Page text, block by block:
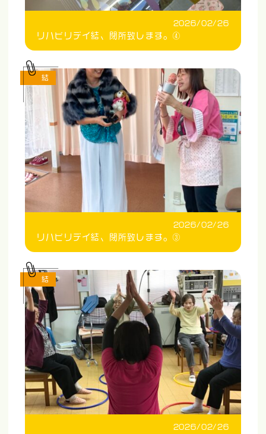
2026/02/26
リハビリデイ結、閉所致します。④
2026/02/26
リハビリデイ結、閉所致します。③
結
2026/02/26
結